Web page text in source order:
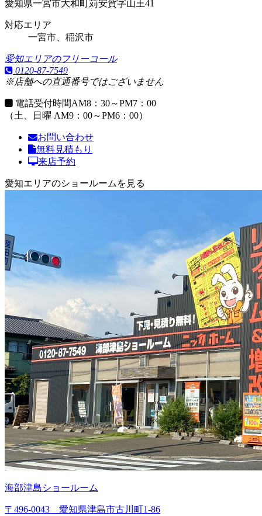
愛知県一宮市大和町苅安賀字山王41
対応エリア
一宮市、稲沢市
愛知エリアのフリーコール
0120-87-7549
※店舗への直通番号ではございません
電話受付時間AM8：30～PM7：00
（土、日曜 AM9：00～PM6：00）
お問い合わせ
無料見積もり
来店予約
愛知エリアのショールームを見る
海部津島ショールーム
〒496-0043 愛知県津島市古川町1-86